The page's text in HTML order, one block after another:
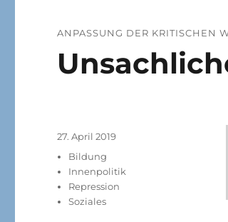
ANPASSUNG DER KRITISCHEN
Veröffentlicht
27. April 2019
Kategorien
Bildung
Innenpolitik
Repression
Soziales